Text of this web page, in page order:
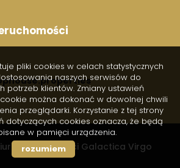
nieruchomości Galactica Virgo
pliki cookies w celach statystycznych
naszych serwisów do
potrzeb klientów. Zmiany ustawień
można dokonać w dowolnej chwili
przeglądarki. Korzystanie z tej strony
dotyczących cookies oznacza, że będą
w pamięci urządzenia.
rozumiem